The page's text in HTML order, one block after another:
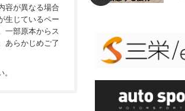
容が異なる場合
生じているペー
一部原本からス
あらかじめご了